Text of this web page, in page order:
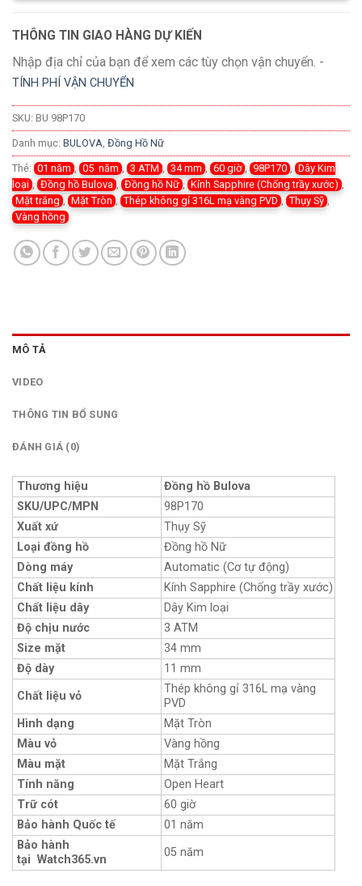
THÔNG TIN GIAO HÀNG DỰ KIẾN
Nhập địa chỉ của bạn để xem các tùy chọn vận chuyển. -
TÍNH PHÍ VẬN CHUYỂN
SKU: BU 98P170
Danh mục: BULOVA Đồng Hồ Nữ
Thẻ: 01 năm 05 năm 3 ATM 34 mm 60 giờ 98P170
Dây Kim
loại
Đồng hồ Bulova Đồng hồ Nữ Kính Sapphire (Chống trầy xước)
Mặt trắng
Mặt Tròn Thép không gỉ 316L mạ vàng PVD Thụy Sỹ
Vàng hồng
MÔ TẢ
VIDEO
THÔNG TIN BỔ SUNG
ĐÁNH GIÁ (0)
Thương hiệu
Đồng hồ Bulova
SKU/UPC/MPN
98P170
Xuất xứ
Thụy Sỹ
Loại đồng hồ
Đồng hồ Nữ
Dòng máy
Automatic (Cơ tự động)
Chất liệu kính
Kính Sapphire (Chống trầy xước)
Chất liệu dây
Dây Kim loại
Độ chịu nước
3 ATM
Size mặt
34 mm
Độ dày
11 mm
Chất liệu vỏ
Thép không gỉ 316L mạ vàng
PVD
Hình dạng
Mặt Tròn
Màu vỏ
Vàng hồng
Màu mặt
Mặt Trắng
Tính năng
Open Heart
Trữ cót
60 giờ
Bảo hành Quốc tế
01 năm
Bảo hành
tại Watch365.vn
05 năm